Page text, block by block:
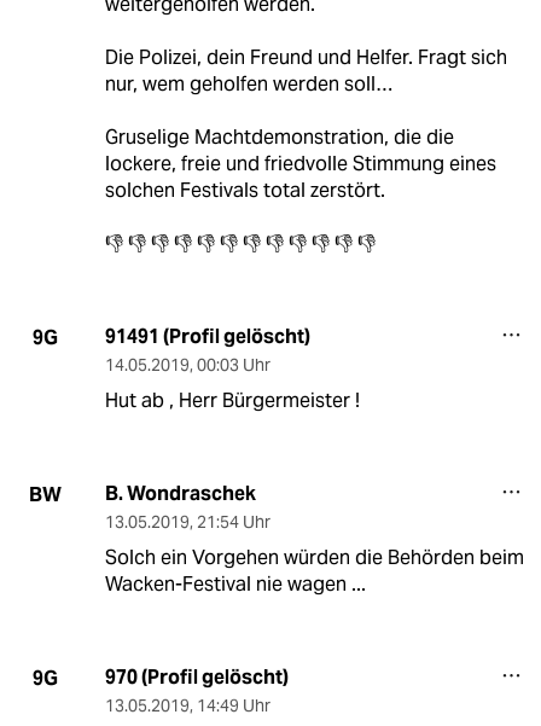
Die Polizei, dein Freund und Helfer. Fragt sich
nur, wem geholfen werden soll…
Gruselige Machtdemonstration, die die
lockere, freie und friedvolle Stimmung eines
solchen Festivals total zerstört.
👎 👎 👎 👎 👎 👎 👎 👎 👎 👎 👎 👎
9G 91491 (Profil gelöscht)
14.05.2019, 00:03 Uhr
Hut ab , Herr Bürgermeister !
BW B. Wondraschek
13.05.2019, 21:54 Uhr
Solch ein Vorgehen würden die Behörden beim
Wacken-Festival nie wagen ...
9G 970 (Profil gelöscht)
13.05.2019, 14:49 Uhr